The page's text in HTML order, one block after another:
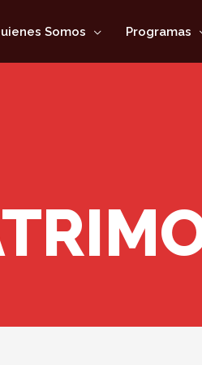
Somos Programas